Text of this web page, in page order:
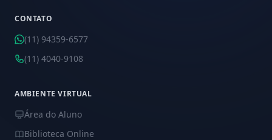
CONTATO
(11) 94359-6577
(11) 4040-9108
AMBIENTE VIRTUAL
Área do Aluno
Biblioteca Online